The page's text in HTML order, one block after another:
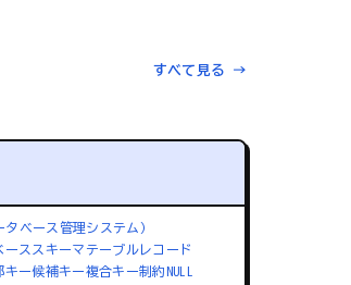
すべて見る →
タベース管理システム）
ース スキーマ テーブルレコード
キー候補キー複合キー制約NULL